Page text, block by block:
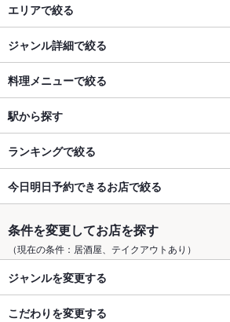
エリアで絞る
ジャンル詳細で絞る
料理メニューで絞る
駅から探す
ランキングで絞る
今日明日予約できるお店で絞る
条件を変更してお店を探す
（現在の条件：居酒屋、テイクアウトあり）
ジャンルを変更する
こだわりを変更する